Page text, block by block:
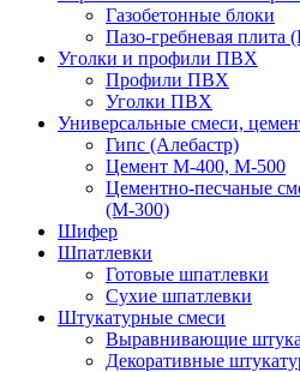
Газобетонные блоки
Пазо-гребневая плита
Уголки и профили ПВХ
Профили ПВХ
Уголки ПВХ
Универсальные смеси,
Гипс (Алебастр)
Цемент М-400, М-500
Цементно-песчаные
(М-300)
Шифер
Шпатлевки
Готовые шпатлевки
Сухие шпатлевки
Штукатурные смеси
Выравнивающие
Декоративные